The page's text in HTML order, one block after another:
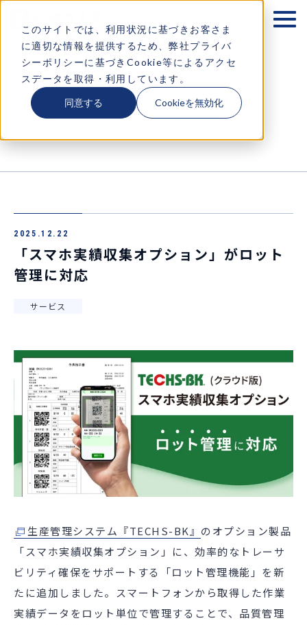
このサイトでは、利用状況に基づきお客さま
に適切な情報を提供するため、弊社プライバ
シーポリシーに基づきCookie等によるアクセ
スデータを取得・利用しています。
同意する Cookieを無効化
企業情報
ソリューション
お知らせ
お問い合わせ
お知らせ
2025.12.22
「スマホ実績収集オプション」がロット
管理に対応
サービス
生産管理システム『TECHS-BK』 のオプション製品
「スマホ実績収集オプション」に、効率的なトレーサ
ビリティ確保をサポートする「ロット管理機能」を新
たに追加しました。スマートフォンから取得した作業
実績データをロット単位で管理することで、品質管理